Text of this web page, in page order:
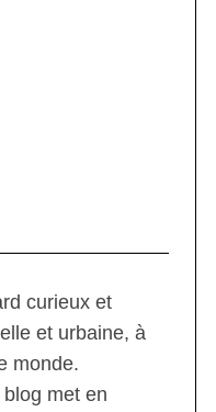
curieux et
et urbaine, à
monde.
met en